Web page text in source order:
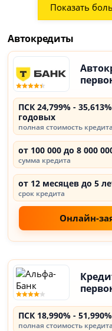
Показать
Автокредиты
ПСК 24,799% - 35,613%
годовых
полная стоимость
от 100 000 до 8 000
сумма кредита
от 12 месяцев до 5
срок кредита
Онлайн-
ПСК 18,990% - 51,990%
полная стоимость